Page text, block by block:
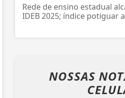
Rede de ensino estadual
IDEB 2025; índice potiguar
NOSSAS